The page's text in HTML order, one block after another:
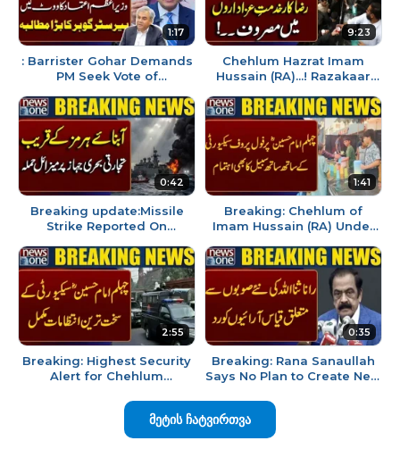
1:17
: Barrister Gohar Demands
PM Seek Vote of
Naqvi and PPP Statements |
News
9:23
Chehlum Hazrat Imam
Hussain (RA)...! Razakaar
Masroof..! | NewsOne
0:42
Breaking update:Missile
Strike Reported On
Of Hormuz | NewsOne
1:41
Breaking: Chehlum of
Imam Hussain (RA) Under
Set Up Across Pakistan
2:55
Breaking: Highest Security
Alert for Chehlum
Hussain (RA)
0:35
Breaking: Rana Sanaullah
Says No Plan to Create New
მეტის ჩატვირთვა